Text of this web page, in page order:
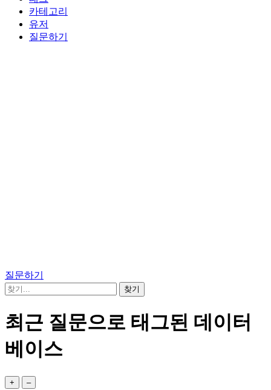
카테고리
유저
질문하기
질문하기
최근 질문으로 태그된 데이터
베이스